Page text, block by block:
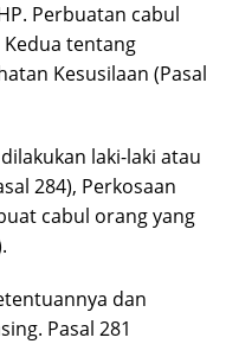
Perbuatan cabul
tentang
Kesusilaan (Pasal
laki-laki atau
284), Perkosaan
cabul orang yang
dan
Pasal 281